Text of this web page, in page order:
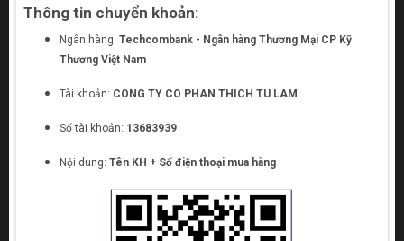
Thông tin chuyển khoản:
Ngân hàng: Techcombank - Ngân hàng Thương Mại CP Kỹ
Thương Việt Nam
Tài khoản: CONG TY CO PHAN THICH TU LAM
Số tài khoản: 13683939
Nội dung: Tên KH + Số điện thoại mua hàng